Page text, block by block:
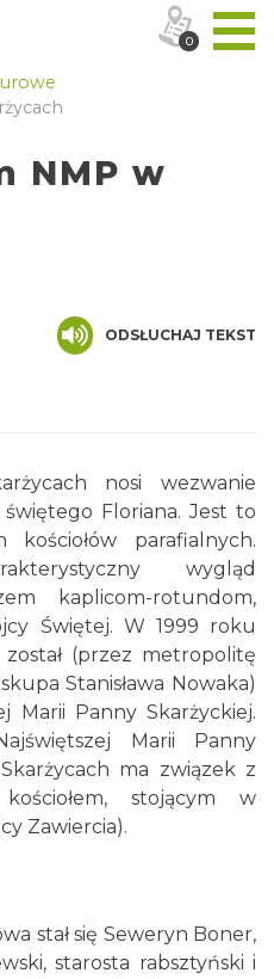
NMP w
ODSŁUCHAJ TEKST
nosi wezwanie
Floriana. Jest to
parafialnych.
wygląd
kaplicom-rotundom,
Świętej. W 1999 roku
(przez metropolitę
Stanisława Nowaka)
Marii Panny Skarżyckiej.
Marii Panny
ma związek z
stojącym w
Zawiercia).
stał się Seweryn Boner,
starosta rabsztyński i
0